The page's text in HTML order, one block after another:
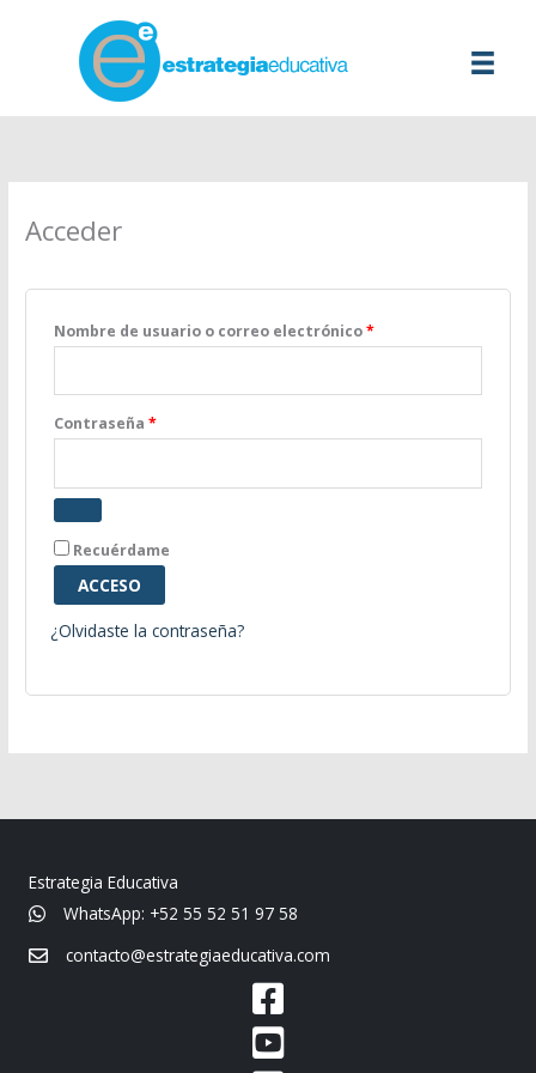
Acceder
Nombre de usuario o correo electrónico*Obligatorio
Contraseña*Obligatorio
Recuérdame
ACCESO
¿Olvidaste la contraseña?
Estrategia Educativa
WhatsApp: +52 55 52 51 97 58
contacto@estrategiaeducativa.com